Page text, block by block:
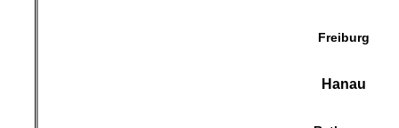
Freiburg
Hanau